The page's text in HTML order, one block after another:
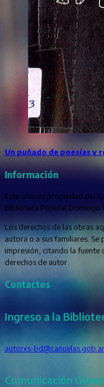
Un puñado de poesías y
Información
Este sitio es propiedad del
Biblioteca Popular Domingo
Los derechos de las obras
autora o a sus familiares.
impresión, citando la fuente
derechos de autor.
Contactos
Ingreso a la
autorxs-bd@canuelas.gob.ar
Comunicación